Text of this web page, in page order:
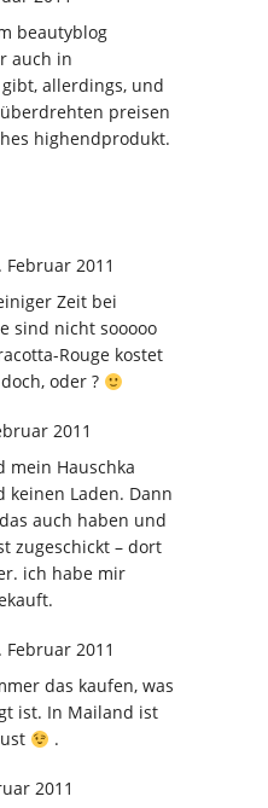
beautyblog
auch in
allerdings, und
preisen
highendprodukt.
Februar 2011
Zeit bei
sind nicht sooooo
Rouge kostet
oder ?
2011
mein Hauschka
keinen Laden. Dann
auch haben und
zugeschickt – dort
ich habe mir
Februar 2011
das kaufen, was
ist. In Mailand ist
.
2011